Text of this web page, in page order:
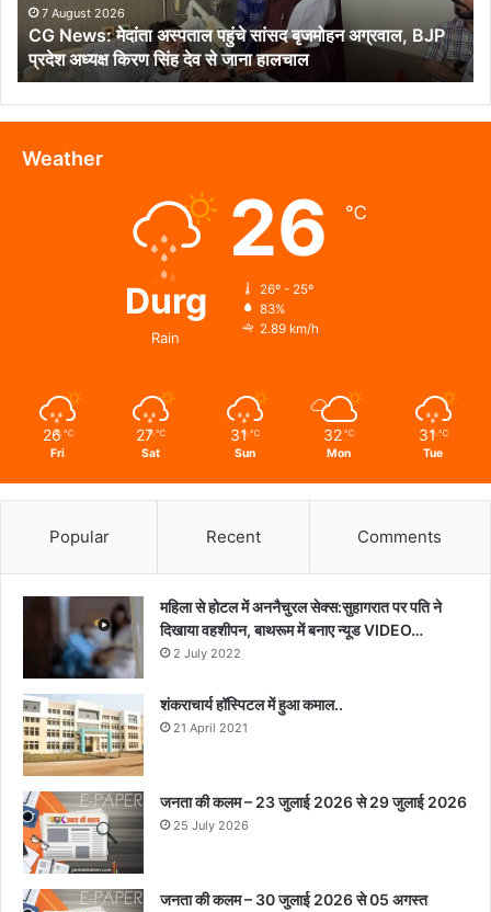
अग्रवाल,
BJP
प्रदेश
अध्यक्ष
किरण
सिंह
देव
7 August 2026
CG News: मेदांता अस्पताल पहुंचे सांसद बृजमोहन अग्रवाल, BJP
प्रदेश अध्यक्ष किरण सिंह देव से जाना हालचाल
Weather
Durg
Rain
26 ℃
26º - 25º
83%
2.89 km/h
26 ℃
Fri
27 ℃
Sat
31 ℃
Sun
32 ℃
Mon
31 ℃
Tue
Popular Recent Comments
महिला से होटल में अननैचुरल सेक्स:सुहागरात पर पति ने
दिखाया वहशीपन, बाथरूम में बनाए न्यूड VIDEO…
2 July 2022
शंकराचार्य हॉस्पिटल में हुआ कमाल..
21 April 2021
जनता की कलम – 23 जुलाई 2026 से 29 जुलाई 2026
25 July 2026
जनता की कलम – 30 जुलाई 2026 से 05 अगस्त